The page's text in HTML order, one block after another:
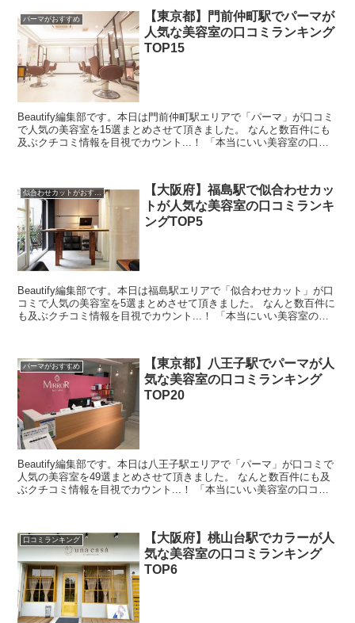
パーマがおすすめ
【東京都】門前仲町駅でパーマが
人気な美容室の口コミランキング
TOP15
Beautify編集部です。本日は門前仲町駅エリアで「パーマ」が口コミ
で人気の美容室を15選まとめさせて頂きました。 なんと数百件にも
及ぶクチコミ情報を目視でカウント...！ 「本当にいい美容室の口コ
似合わせカットがおすすめ
【大阪府】福島駅で似合わせカッ
トが人気な美容室の口コミランキ
ングTOP5
Beautify編集部です。本日は福島駅エリアで「似合わせカット」が口
コミで人気の美容室を5選まとめさせて頂きました。 なんと数百件に
も及ぶクチコミ情報を目視でカウント...！ 「本当にいい美容室の口
パーマがおすすめ
【東京都】八王子駅でパーマが人
気な美容室の口コミランキング
TOP20
Beautify編集部です。本日は八王子駅エリアで「パーマ」が口コミで
人気の美容室を49選まとめさせて頂きました。 なんと数百件にも及
ぶクチコミ情報を目視でカウント...！ 「本当にいい美容室の口コミ
口コミランキング
【大阪府】桃山台駅でカラーが人
気な美容室の口コミランキング
TOP6